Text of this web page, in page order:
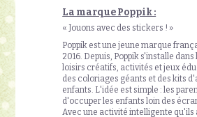
La marque Poppik :
« Jouons avec des stickers ! »
Poppik est une jeune marque
2016. Depuis, Poppik s'installe dans
loisirs créatifs, activités et jeux
des coloriages géants et des kits
enfants. L'idée est simple : les
d'occuper les enfants loin des
Avec une activité intelligente qu'ils